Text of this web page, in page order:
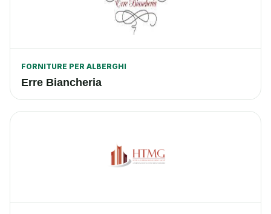
FORNITURE PER ALBERGHI
Erre Biancheria